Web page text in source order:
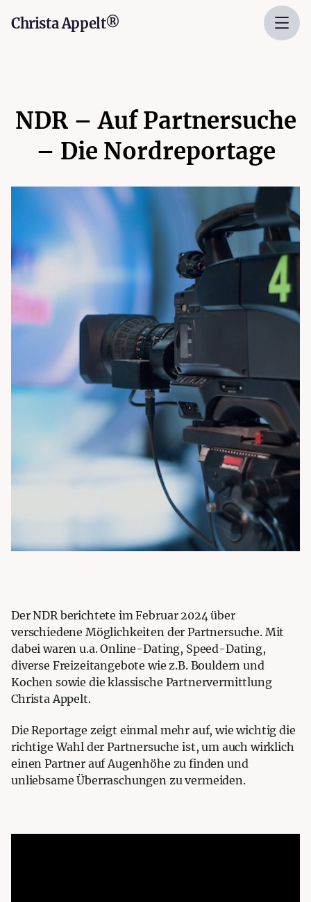
Christa Appelt®
NDR – Auf Partnersuche
– Die Nordreportage
Der NDR berichtete im Februar 2024 über
verschiedene Möglichkeiten der Partnersuche. Mit
dabei waren u.a. Online-Dating, Speed-Dating,
diverse Freizeitangebote wie z.B. Bouldern und
Kochen sowie die klassische Partnervermittlung
Christa Appelt.
Die Reportage zeigt einmal mehr auf, wie wichtig die
richtige Wahl der Partnersuche ist, um auch wirklich
einen Partner auf Augenhöhe zu finden und
unliebsame Überraschungen zu vermeiden.